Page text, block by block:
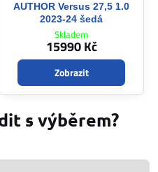
AUTHOR Versus 27,5 1.0
2023-24 šedá
Skladem
15990 Kč
Zobrazit
s výběrem?